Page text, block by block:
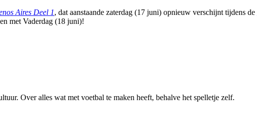
Aires Deel 1, dat aanstaande zaterdag (17 juni) opnieuw verschijnt tijdens de
met Vaderdag (18 juni)!
Over alles wat met voetbal te maken heeft, behalve het spelletje zelf.